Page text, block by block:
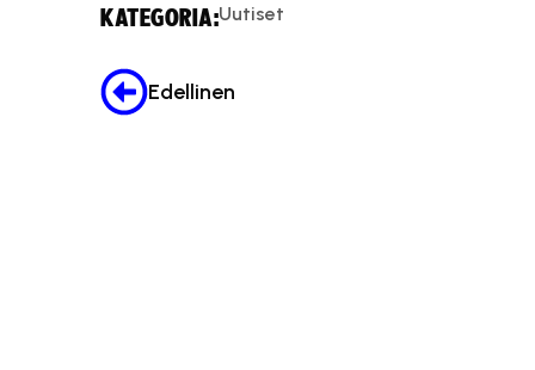
KATEGORIA:Uutiset
Edellinen